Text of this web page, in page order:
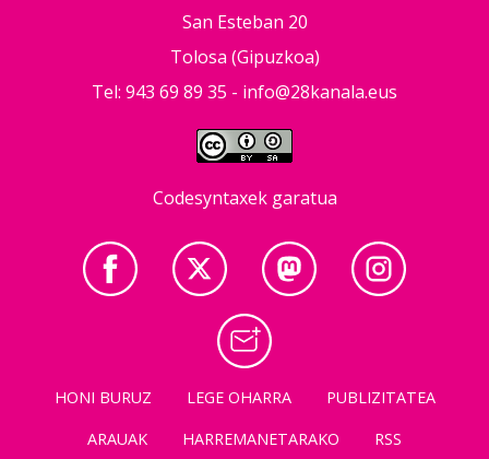
San Esteban 20
Tolosa (Gipuzkoa)
Tel: 943 69 89 35 - info@28kanala.eus
Codesyntaxek garatua
HONI BURUZ LEGE OHARRA
PUBLIZITATEA
ARAUAK
HARREMANETARAKO RSS